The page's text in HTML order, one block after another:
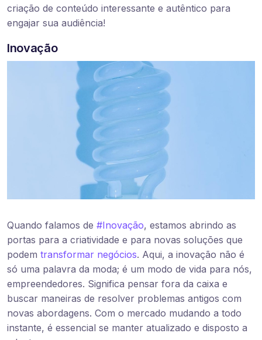
criação de conteúdo interessante e autêntico para
engajar sua audiência!
Inovação
Quando falamos de #Inovação, estamos abrindo as
portas para a criatividade e para novas soluções que
podem transformar negócios. Aqui, a inovação não é
só uma palavra da moda; é um modo de vida para nós,
empreendedores. Significa pensar fora da caixa e
buscar maneiras de resolver problemas antigos com
novas abordagens. Com o mercado mudando a todo
instante, é essencial se manter atualizado e disposto a